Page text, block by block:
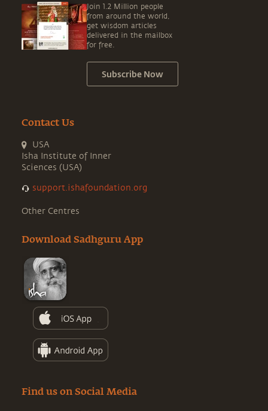
Join 1.2 Million people
from around the world,
get wisdom articles
delivered in the mailbox
for free.
Subscribe Now
Contact Us
USA
Isha Institute of Inner
Sciences (USA)
support.ishafoundation.org
Other Centres
Download Sadhguru App
Find us on Social Media